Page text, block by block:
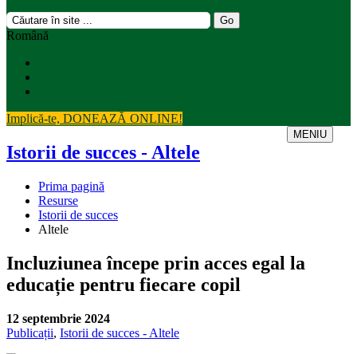
Română
Implică-te, DONEAZĂ ONLINE!
MENIU
Istorii de succes - Altele
Prima pagină
Resurse
Istorii de succes
Altele
Incluziunea începe prin acces egal la
educație pentru fiecare copil
12 septembrie 2024
Publicații, Istorii de succes - Altele